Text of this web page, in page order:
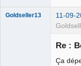
Goldseller13 11-09-
Re :
Ça